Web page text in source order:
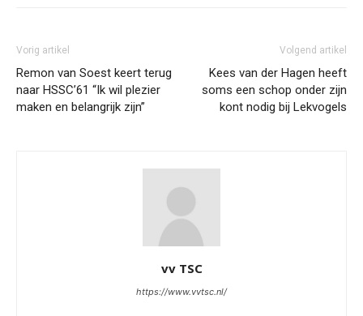
Vorig artikel
Remon van Soest keert terug
naar HSSC’61 “Ik wil plezier
maken en belangrijk zijn”
Volgend artikel
Kees van der Hagen heeft
soms een schop onder zijn
kont nodig bij Lekvogels
vv TSC
https://www.vvtsc.nl/